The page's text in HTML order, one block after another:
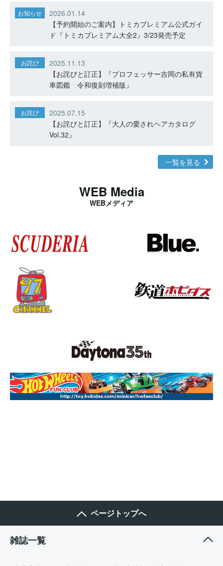
お知らせ
2026.01.14
【予約開始のご案内】トミカプレミアム公式ガイ
ド『トミカプレミアム大全2』3/23発売予定
お詫び
2025.11.13
【お詫びと訂正】『プロフェッサー吉岡の私有貨
車図鑑 令和復刻増補版』
お詫び
2025.07.15
【お詫びと訂正】『大人の愛されヘアカタログ
Vol.32』
一覧を見る
WEB Media
WEBメディア
ページトップへ
雑誌一覧